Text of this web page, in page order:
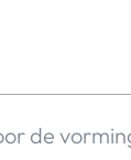
de